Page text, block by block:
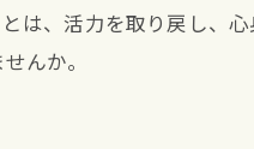
は、活力を取り戻し、
んか。